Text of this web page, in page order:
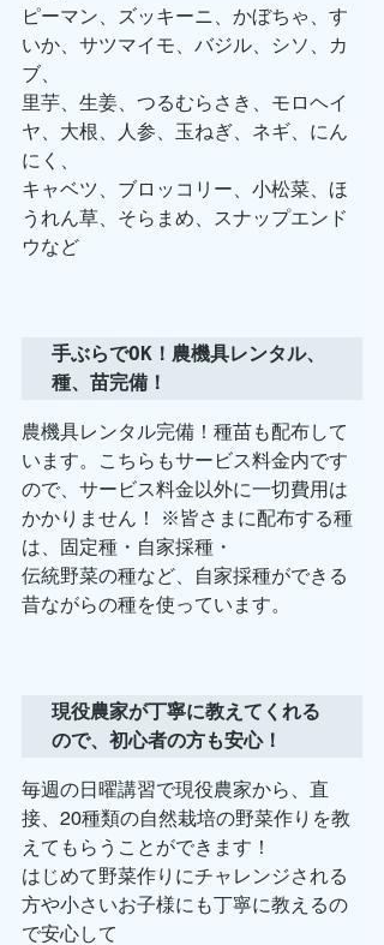
ピーマン、ズッキーニ、かぼちゃ、す
いか、サツマイモ、バジル、シソ、カ
ブ、
里芋、生姜、つるむらさき、モロヘイ
ヤ、大根、人参、玉ねぎ、ネギ、にん
にく、
キャベツ、ブロッコリー、小松菜、ほ
うれん草、そらまめ、スナップエンド
ウなど
手ぶらでOK！農機具レンタル、
種、苗完備！
農機具レンタル完備！種苗も配布して
います。こちらもサービス料金内です
ので、サービス料金以外に一切費用は
かかりません！ ※皆さまに配布する種
は、固定種・自家採種・
伝統野菜の種など、自家採種ができる
昔ながらの種を使っています。
現役農家が丁寧に教えてくれる
ので、初心者の方も安心！
毎週の日曜講習で現役農家から、直
接、20種類の自然栽培の野菜作りを教
えてもらうことができます！
はじめて野菜作りにチャレンジされる
方や小さいお子様にも丁寧に教えるの
で安心して